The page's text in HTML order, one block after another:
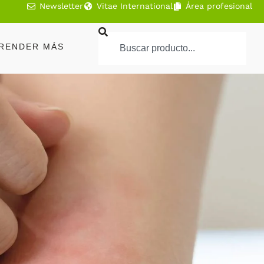
Newsletter Vitae International Área profesional
MÁS